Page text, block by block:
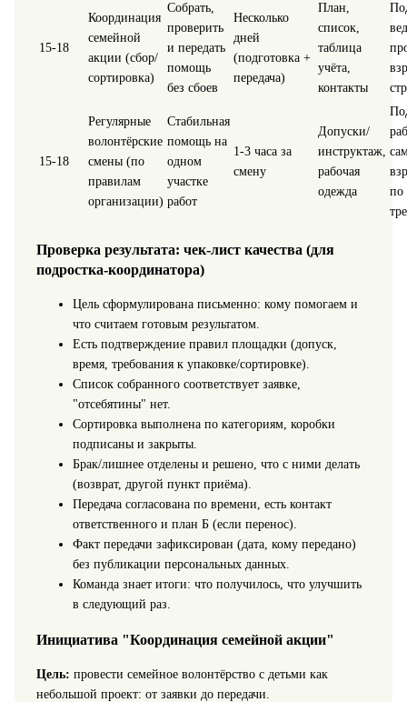
15-18
Координация
семейной
акции (сбор/
сортировка)
Собрать,
проверить
и передать
помощь
без сбоев
Несколько
дней
(подготовка +
передача)
План,
список,
таблица
учёта,
контакты
15-18
Регулярные
волонтёрские
смены (по
правилам
организации)
Стабильная
помощь на
одном
участке
работ
1-3 часа за
смену
Допуски/
инструктаж,
рабочая
одежда
по
Проверка результата: чек-лист качества (для
подростка-координатора)
Цель сформулирована письменно: кому помогаем и
что считаем готовым результатом.
Есть подтверждение правил площадки (допуск,
время, требования к упаковке/сортировке).
Список собранного соответствует заявке,
"отсебятины" нет.
Сортировка выполнена по категориям, коробки
подписаны и закрыты.
Брак/лишнее отделены и решено, что с ними делать
(возврат, другой пункт приёма).
Передача согласована по времени, есть контакт
ответственного и план Б (если перенос).
Факт передачи зафиксирован (дата, кому передано)
без публикации персональных данных.
Команда знает итоги: что получилось, что улучшить
в следующий раз.
Инициатива "Координация семейной акции"
Цель: провести семейное волонтёрство с детьми как
небольшой проект: от заявки до передачи.